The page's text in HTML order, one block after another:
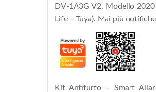
DV-1A3G V2, Modello
Life – Tuya). Mai più
Kit Antifurto – Smart